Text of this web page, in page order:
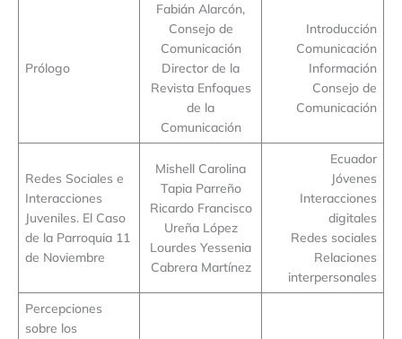
Prólogo
Fabián Alarcón,
Consejo de
Comunicación
Director de la
Revista Enfoques
de la
Comunicación
Introducción
Comunicación
Información
Consejo de
Comunicación
Redes Sociales e
Interacciones
Juveniles. El Caso
de la Parroquia 11
de Noviembre
Mishell Carolina
Tapia Parreño
Ricardo Francisco
Ureña López
Lourdes Yessenia
Cabrera Martínez
Ecuador
Jóvenes
Interacciones
digitales
Redes sociales
Relaciones
interpersonales
Percepciones
sobre los